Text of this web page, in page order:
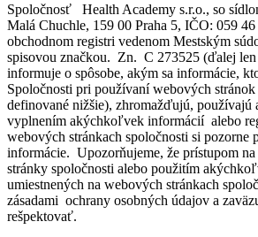
Spoločnosť Health Academy s.r.o., so
Malá Chuchle, 159 00 Praha 5, IČO: 059 46
obchodnom registri vedenom Mestským
spisovou značkou. Zn. C 273525 (ďalej len
informuje o spôsobe, akým sa informácie,
Spoločnosti pri používaní webových
definované nižšie), zhromažďujú, používajú
vyplnením akýchkoľvek informácií alebo
webových stránkach spoločnosti si pozorne
informácie. Upozorňujeme, že prístupom
stránky spoločnosti alebo použitím
umiestnených na webových stránkach
zásadami ochrany osobných údajov a
rešpektovať.